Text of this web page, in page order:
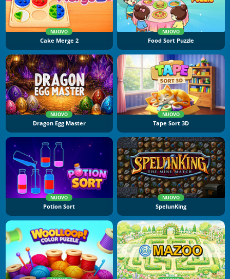
NUOVO
Cake Merge 2
NUOVO
Food Sort Puzzle
NUOVO
Dragon Egg Master
NUOVO
Tape Sort 3D
NUOVO
Potion Sort
NUOVO
SpelunKing